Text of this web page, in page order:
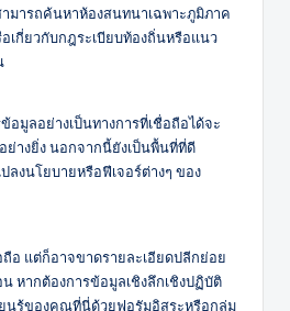
มารถค้นหาห้องสนทนาเฉพาะภูมิภาค
เกี่ยวกับกฎระเบียบท้องถิ่นหรือแนว
อมูลอย่างเป็นทางการที่เชื่อถือได้จะ
างยิ่ง นอกจากนี้ยังเป็นพื้นที่ที่ดี
ลงนโยบายหรือฟีเจอร์ต่างๆ ของ
อ แต่ก็อาจขาดรายละเอียดปลีกย่อย
หากต้องการข้อมูลเชิงลึกเชิงปฏิบัติ
ยนรู้ของคุณที่นี่ด้วยฟอรัมอิสระหรือกลุ่ม